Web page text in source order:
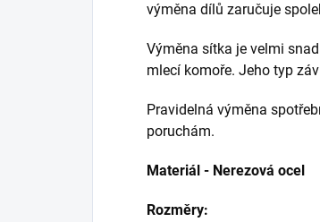
výměna dílů zaručuje
Výměna sítka je velmi
mlecí komoře. Jeho typ
Pravidelná výměna
poruchám.
Materiál - Nerezová ocel
Rozměry: